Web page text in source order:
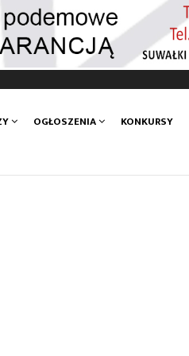
OGŁOSZENIA KONKURSY